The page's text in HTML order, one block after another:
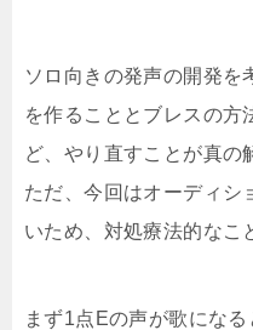
ソロ向きの発声の開発を
を作ることとブレスの方
ど、やり直すことが真の
ただ、今回はオーディシ
いため、対処療法的なこ
まず1点Eの声が歌にな